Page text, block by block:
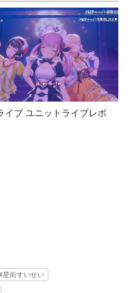
イブ ユニットライブレポ
星街すいせい